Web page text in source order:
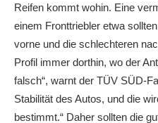
Reifen kommt wohin. Eine
einem Fronttriebler etwa
vorne und die schlechteren
Profil immer dorthin, wo der
falsch“, warnt der TÜV SÜD-
Stabilität des Autos, und die
bestimmt.“ Daher sollten die